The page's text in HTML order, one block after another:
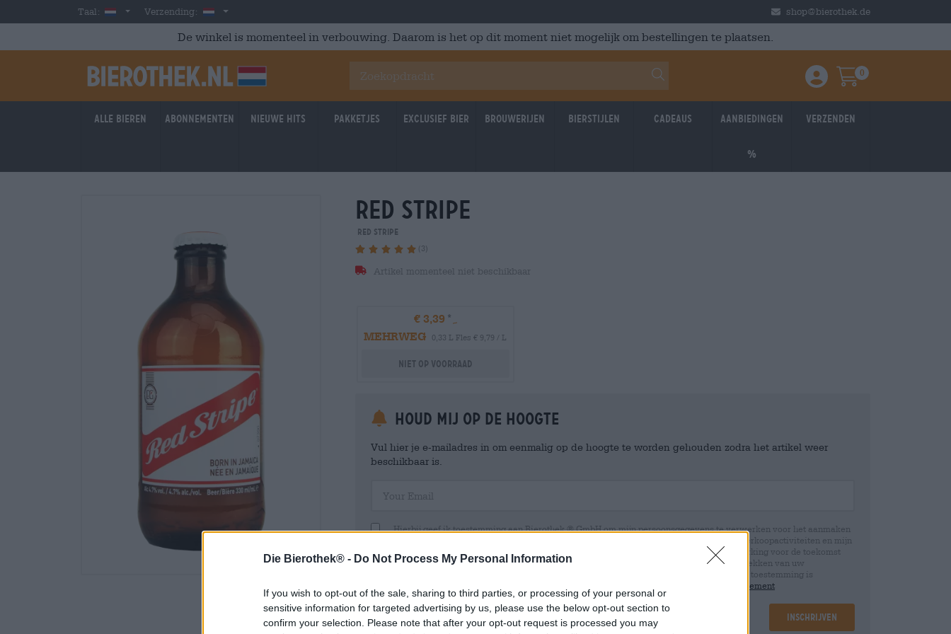
Die Bierothek® - Do Not Process My Personal Information
If you wish to opt-out of the sale, sharing to third parties, or processing of your personal or
sensitive information for targeted advertising by us, please use the below opt-out section to
confirm your selection. Please note that after your opt-out request is processed you may
Skip to main content
Taal: DutchVerzending: Nederland shop@bierothek.de
De winkel is momenteel in verbouwing. Daarom is het op dit moment niet mogelijk om bestellingen te plaatsen.
Einloggen / Anmelden
Warenkorb
0
Alle bieren Abonnementen Nieuwe hits Pakketjes Exclusief Bier Brouwerijen Bierstijlen Cadeaus Aanbiedingen
%
Verzenden
red stripe
Red Stripe
(3)
Artikel momenteel niet beschikbaar
€ 3,39
MEHRWEG
0,33 L Fles € 9,79 / L
Niet op voorraad
Houd mij op de hoogte
Vul hier je e-mailadres in om eenmalig op de hoogte te worden gehouden zodra het artikel weer
beschikbaar is.
Hierbij geef ik toestemming aan Bierothek ® GmbH om mijn persoonsgegevens te verwerken voor het aanmaken
en beheren van een klantaccount. Dit klantaccount geeft een overzicht en controle over mijn verkoopactiviteiten en mijn
persoonlijke gegevens. Ik ben me ervan bewust dat ik deze toestemming te allen tijde met werking voor de toekomst
kan intrekken door een e-mail te sturen naar shop@bierothek.de. Wij informeren u dat het intrekken van uw
toestemming geen invloed heeft op de rechtmatigheid van de verwerking die op basis van uw toestemming is
data protection statement
Inschrijven